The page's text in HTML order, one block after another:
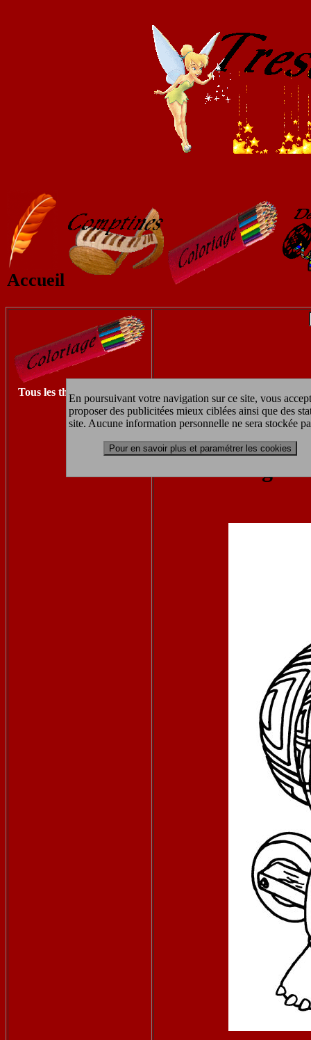
En poursuivant votre navigation sur ce site, vous
proposer des publicitées mieux ciblées ainsi que des
site. Aucune information personnelle ne sera stockée
Pour en savoir plus et paramétrer les cookies
Accueil
Tous les thèmes à imprimer
Retrouvez les autres coloriages
coloriage